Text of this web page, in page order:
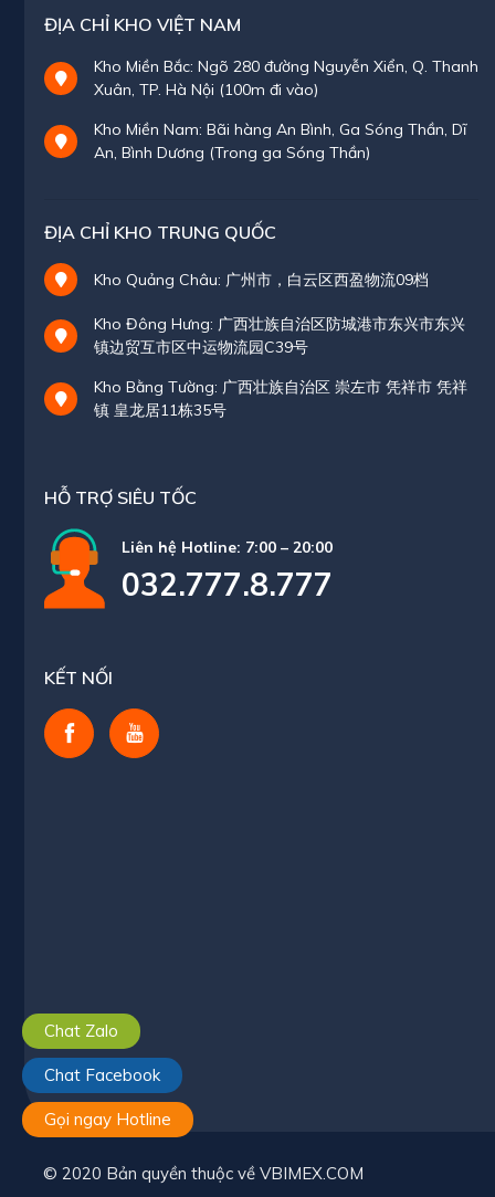
ĐỊA CHỈ KHO VIỆT NAM
Kho Miền Bắc: Ngõ 280 đường Nguyễn Xiển, Q. Thanh
Xuân, TP. Hà Nội (100m đi vào)
Kho Miền Nam: Bãi hàng An Bình, Ga Sóng Thần, Dĩ
An, Bình Dương (Trong ga Sóng Thần)
ĐỊA CHỈ KHO TRUNG QUỐC
Kho Quảng Châu: 广州市，白云区西盈物流09档
Kho Đông Hưng: 广西壮族自治区防城港市东兴市东兴
镇边贸互市区中运物流园C39号
Kho Bằng Tường: 广西壮族自治区 崇左市 凭祥市 凭祥
镇 皇龙居11栋35号
HỖ TRỢ SIÊU TỐC
Liên hệ Hotline: 7:00 – 20:00
032.777.8.777
KẾT NỐI
© 2020 Bản quyền thuộc về VBIMEX.COM
Chat Zalo
Chat Facebook
Gọi ngay Hotline